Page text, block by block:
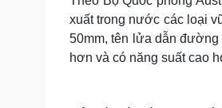
xuất trong nước các loại
50mm, tên lửa dẫn
hơn và có năng suất cao